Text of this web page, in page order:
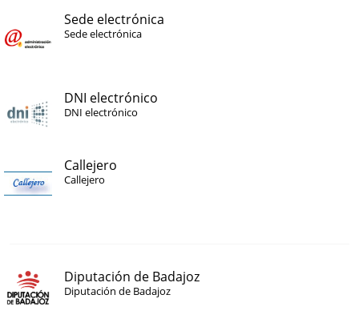
Sede electrónica
Sede electrónica
DNI electrónico
DNI electrónico
Callejero
Callejero
Diputación de Badajoz
Diputación de Badajoz